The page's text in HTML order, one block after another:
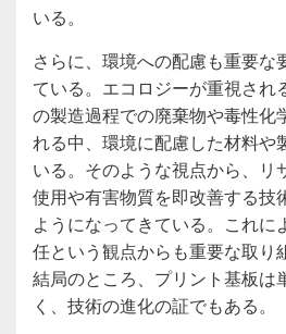
いる。
さらに、環境への配慮も重要な
ている。エコロジーが重視され
の製造過程での廃棄物や毒性化
れる中、環境に配慮した材料や
いる。そのような視点から、リ
使用や有害物質を即改善する技
ようになってきている。これに
任という観点からも重要な取り
結局のところ、プリント基板は
く、技術の進化の証でもある。